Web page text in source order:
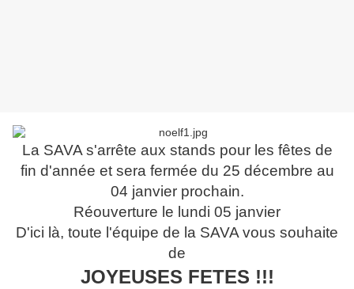
La SAVA s'arrête aux stands pour les fêtes de
fin d'année et sera fermée du 25 décembre au
04 janvier prochain.
Réouverture le lundi 05 janvier
D'ici là, toute l'équipe de la SAVA vous souhaite
de
JOYEUSES FETES !!!